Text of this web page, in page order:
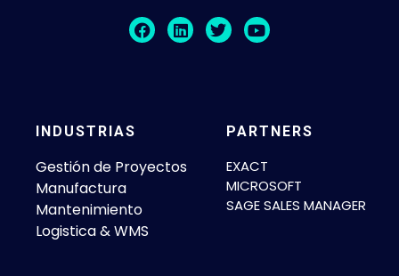
INDUSTRIAS
Gestión de Proyectos
Manufactura
Mantenimiento
Logistica & WMS
PARTNERS
EXACT
MICROSOFT
SAGE SALES MANAGER